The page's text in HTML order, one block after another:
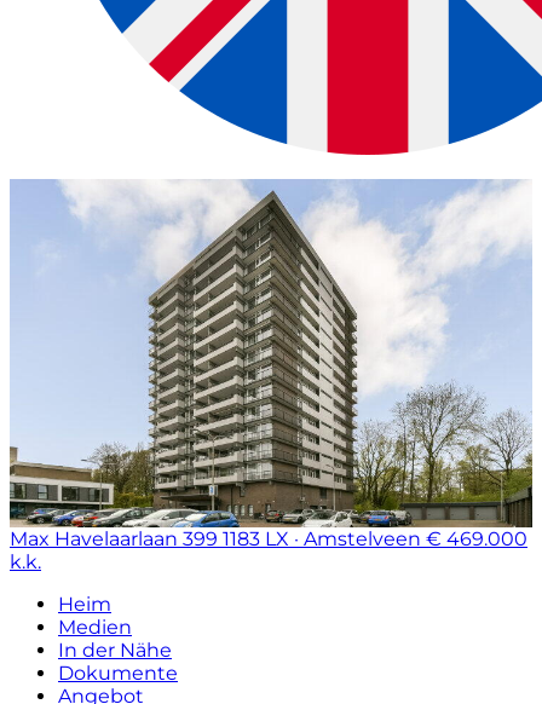
Max Havelaarlaan 399 1183 LX · Amstelveen € 469.000
k.k.
Heim
Medien
In der Nähe
Dokumente
Angebot